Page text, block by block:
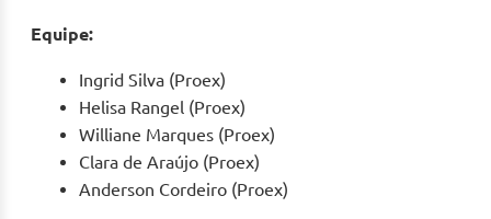
Equipe:
Ingrid Silva (Proex)
Helisa Rangel (Proex)
Williane Marques (Proex)
Clara de Araújo (Proex)
Anderson Cordeiro (Proex)